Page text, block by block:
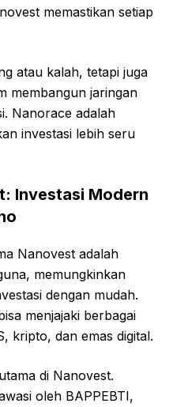
memastikan setiap
atau kalah, tetapi juga
membangun jaringan
Nanorace adalah
investasi lebih seru
Investasi Modern
Nanovest adalah
memungkinkan
dengan mudah.
menjajaki berbagai
kripto, dan emas digital.
di Nanovest.
oleh BAPPEBTI,